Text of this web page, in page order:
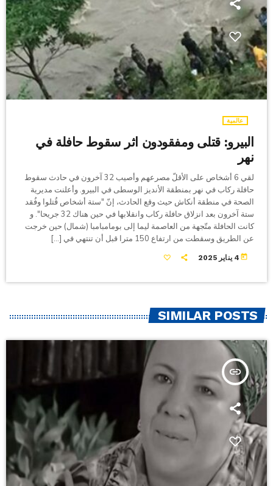
عالمية
البيرو: قتلى ومفقودون اثر سقوط حافلة في
نهر
لقي 6 أشخاص على الأقلّ مصرعهم وأصيب 32 آخرون في حادث سقوط
حافلة ركاب في نهر بمنطقة الأنديز الوسطى في البيرو. وأعلنت مديرية
الصحة في منطقة أنكاش حيث وقع الحادث، إنّ "ستة أشخاص قُتلوا وفُقد
ستة آخرون بعد انزلاق حافلة ركاب وانقلابها في حين هناك 32 جريحا". و
كانت الحافلة متّجهة من العاصمة ليما إلى بومامبامبا (شمال) حين خرجت
عن الطريق وسقطت من ارتفاع 150 مترا قبل أن تنتهي في […]
today 4 يناير 2025
SIMILAR POSTS
insert_link